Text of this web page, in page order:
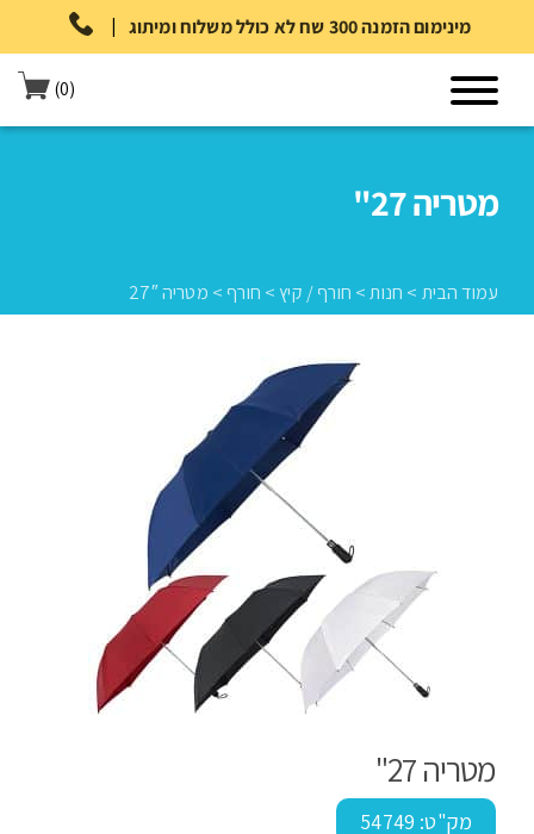
| מינימום הזמנה 300 שח לא כולל משלוח ומיתוג
(0)
מטריה 27"
עמוד הבית > חנות> חורף / קיץ > חורף > מטריה 27″
חורף / קיץ >חורף
מטריה 27"
מק"ט: 54749